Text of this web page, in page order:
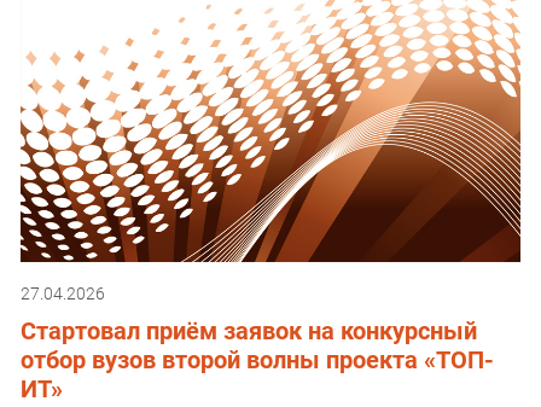
27.04.2026
Стартовал приём заявок на конкурсный
отбор вузов второй волны проекта «ТОП-
ИТ»